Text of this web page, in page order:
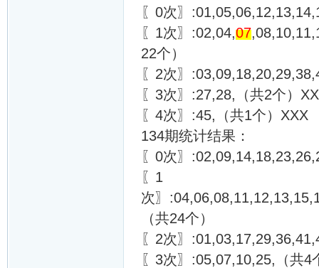
〖0次〗
〖1次〗:02,04,07
22个）
〖2次〗
〖3次〗:27,28,（共2个）
〖4次〗:45,（共1个）XXX
134期统计结果：
〖0次〗
〖1
次〗
（共24个）
〖2次〗
〖3次〗:05,07,10,25,（共4